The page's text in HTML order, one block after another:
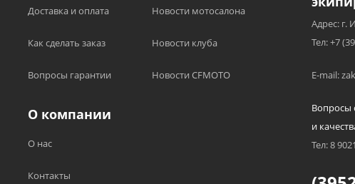
Доставка и оплата
Как сделать заказ
Вопросы гарантии
Новости мотосалона
Новости клуба
Новости CFMOTO
О компании
О нас
Контакты
Адрес: г.
Тел: +7
E-mail:
Вопросы
и
Тел: 8